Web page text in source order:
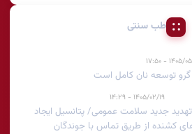
طب سنتی
۰۵/۱۱ - ۱۷:۵۰
گرو توسعه نان کامل است
۱۴۰۵/۰۲/۱۹ - ۱۴:۲۹
جدید سلامت عمومی/ پتانسیل ایجاد
کشنده از طریق تماس با جوندگان